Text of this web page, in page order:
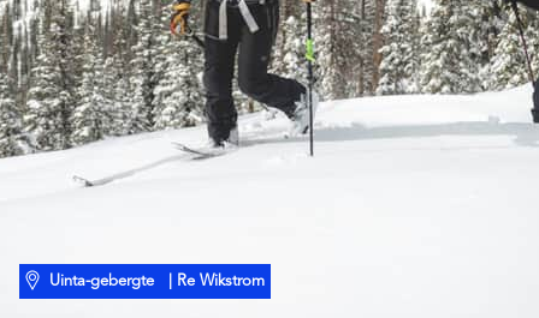
Uinta-gebergte | Re Wikstrom